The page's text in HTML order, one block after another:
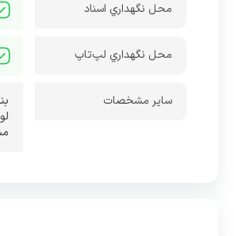
محل نگهداري اسناد
محل نگهداري لپ‌تاپ
ساير مشخصات